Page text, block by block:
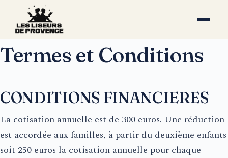
to
content
Termes et Conditions
CONDITIONS FINANCIERES
La cotisation annuelle est de 300 euros. Une réduction
est accordée aux familles, à partir du deuxième enfants
soit 250 euros la cotisation annuelle pour chaque